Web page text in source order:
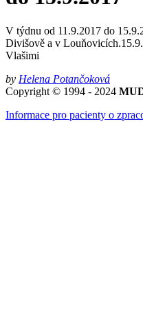
V týdnu od 11.9.2017 do
Divišově a v
Vlašimi
by Helena Potančoková
Copyright © 1994 - 2024
Informace pro pacienty o